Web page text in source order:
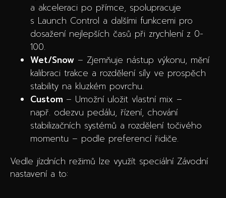
a akceleraci po přímce, spolupracuje
s Launch Control a dalšími funkcemi pro
dosažení nejlepších časů při zrychlení z 0-
100.
Wet/Snow – Zjemňuje nástup výkonu, mění
kalibraci trakce a rozdělení síly ve prospěch
stability na kluzkém povrchu.
Custom – Umožní uložit vlastní mix –
např. odezvu pedálu, řízení, chování
stabilizačních systémů a rozdělení točivého
momentu – podle preferencí řidiče.
Vedle jízdních režimů lze využít speciální Závodní
nastavení a to: